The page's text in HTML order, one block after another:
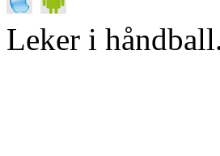
Leker i